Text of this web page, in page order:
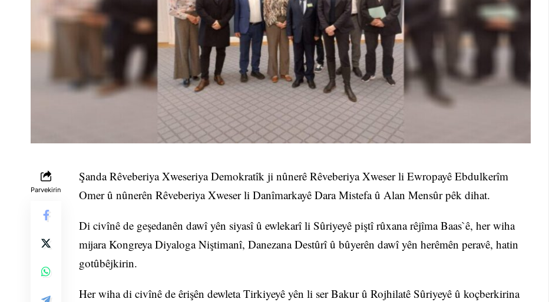
Parvekirin
Şanda Rêveberiya Xweseriya Demokratîk ji nûnerê Rêveberiya Xweser li Ewropayê Ebdulkerîm
Omer û nûnerên Rêveberiya Xweser li Danîmarkayê Dara Mistefa û Alan Mensûr pêk dihat.
Di civînê de geşedanên dawî yên siyasî û ewlekarî li Sûriyeyê piştî rûxana rêjîma Baas`ê, her wiha
mijara Kongreya Diyaloga Niştimanî, Danezana Destûrî û bûyerên dawî yên herêmên peravê, hatin
gotûbêjkirin.
Her wiha di civînê de êrişên dewleta Tirkiyeyê yên li ser Bakur û Rojhilatê Sûriyeyê û koçberkirina